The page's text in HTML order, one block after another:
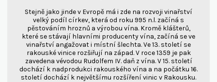
Stejně jako jinde v Evropě má i zde na rozvoji vinařství
velký podíl církev, která od roku 995 n.l. začíná s
pěstováním hroznů a výrobou vína. Kromě klášterů,
které se stávají hlavními producenty vína, začíná se ve
vinařství angažovat i místní šlechta. Ve 13. století se
rakouské vinice rozšiřují na západ. V roce 1359 je pak
zavedena vévodou Rudolfem IV. daň z vína. V 15. století
dochází k nadprodukci rakouského vína a na počátku 16.
století dochází k největšímu rozšíření vinic v Rakousku.